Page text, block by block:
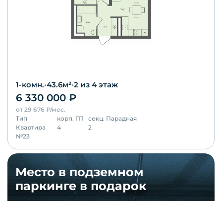
1-комн.•43.6м²•2 из 4 этаж
6 330 000 ₽
от 29 676 ₽/мес.
Тип
Квартира
корп. ГП
4
секц. Парадная
2
№23
Место в подземном
паркинге в подарок